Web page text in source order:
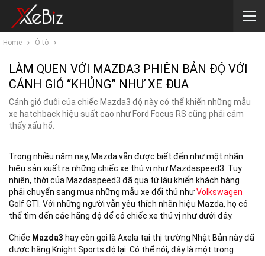
Home Ô tô
LÀM QUEN VỚI MAZDA3 PHIÊN BẢN ĐỘ VỚI
CÁNH GIÓ “KHỦNG” NHƯ XE ĐUA
Cánh gió đuôi của chiếc Mazda3 độ này có thể khiến những mẫu
xe hatchback hiệu suất cao như Ford Focus RS cũng phải cảm
thấy xấu hổ.
Trong nhiều năm nay, Mazda vẫn được biết đến như một nhãn
hiệu sản xuất ra những chiếc xe thú vị như Mazdaspeed3. Tuy
nhiên, thời của Mazdaspeed3 đã qua từ lâu khiến khách hàng
phải chuyển sang mua những mẫu xe đối thủ nhưVolkswagen
Golf GTI. Với những người vẫn yêu thích nhãn hiệu Mazda, họ có
thể tìm đến các hãng độ để có chiếc xe thú vị như dưới đây.
Chiếc Mazda3 hay còn gọi là Axela tại thị trường Nhật Bản này đã
được hãng Knight Sports độ lại. Có thể nói, đây là một trong